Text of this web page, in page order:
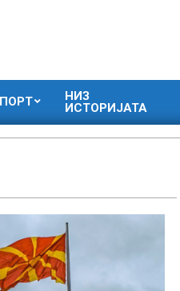
НИЗ
ИСТОРИЈАТА